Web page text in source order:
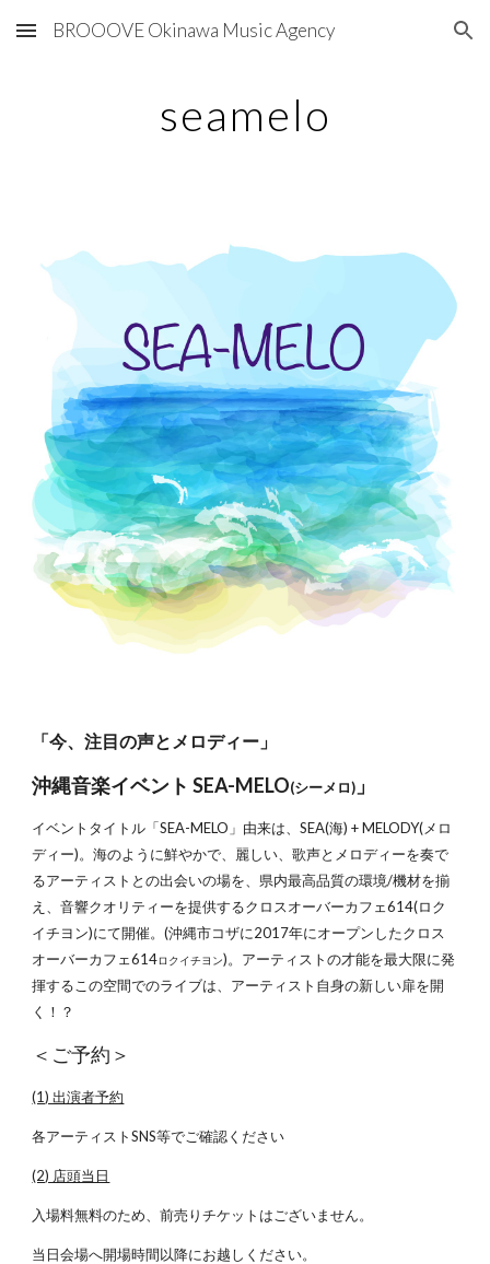
Skip to main content Skip to navigation
BROOOVE Okinawa Music Agency
seamelo
「今、注目の声とメロディー」
沖縄音楽イベント SEA-MELO(シーメロ) 」
イベントタイトル「SEA-MELO」由来は、SEA(海) + MELODY(メロ
ディー)。海のように鮮やかで、麗しい、歌声とメロディーを奏で
るアーティストとの出会いの場を、県内最高品質の環境/機材を揃
え、音響クオリティーを提供するクロスオーバーカフェ614(ロク
イチヨン)にて開催。(沖縄市コザに2017年にオープンしたクロス
オーバーカフェ614ロクイチヨン)。アーティストの才能を最大限に発
揮するこの空間でのライブは、アーティスト自身の新しい扉を開
く！？
＜ご予約＞
(1) 出演者予約
各アーティストSNS等でご確認ください
(2) 店頭当日
入場料無料のため、前売りチケットはございません。
当日会場へ開場時間以降にお越しください。